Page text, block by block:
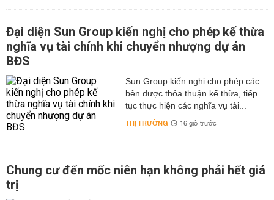
Đại diện Sun Group kiến nghị cho phép kế thừa
nghĩa vụ tài chính khi chuyển nhượng dự án
BĐS
Sun Group kiến nghị cho phép các
bên được thỏa thuận kế thừa, tiếp
tục thực hiện các nghĩa vụ tài...
THỊ TRƯỜNG 16 giờ trước
Chung cư đến mốc niên hạn không phải hết giá
trị